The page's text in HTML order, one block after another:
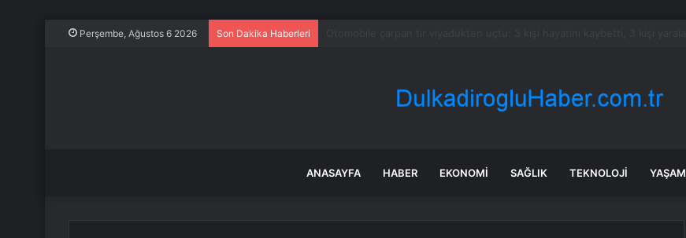
Perşembe, Ağustos 6 2026 Son Dakika Haberleri
ANASAYFA HABER EKONOMI SAĞLIK TEKNOLOJI YAŞAM